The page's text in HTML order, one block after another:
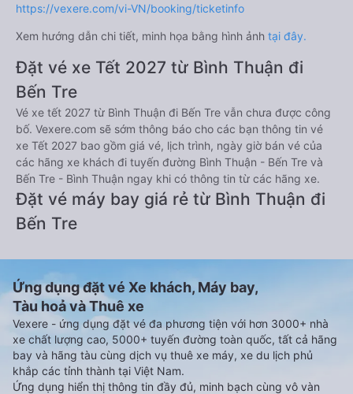
https://vexere.com/vi-VN/booking/ticketinfo
Xem hướng dẫn chi tiết, minh họa bằng hình ảnh tại đây.
Đặt vé xe Tết 2027 từ Bình Thuận đi
Bến Tre
Vé xe tết 2027 từ Bình Thuận đi Bến Tre vẫn chưa được công
bố. Vexere.com sẽ sớm thông báo cho các bạn thông tin vé
xe Tết 2027 bao gồm giá vé, lịch trình, ngày giờ bán vé của
các hãng xe khách đi tuyến đường Bình Thuận - Bến Tre và
Bến Tre - Bình Thuận ngay khi có thông tin từ các hãng xe.
Đặt vé máy bay giá rẻ từ Bình Thuận đi
Bến Tre
Ứng dụng đặt vé Xe khách, Máy bay,
Tàu hoả và Thuê xe
Vexere - ứng dụng đặt vé đa phương tiện với hơn 3000+ nhà
xe chất lượng cao, 5000+ tuyến đường toàn quốc, tất cả hãng
bay và hãng tàu cùng dịch vụ thuê xe máy, xe du lịch phủ
khắp các tỉnh thành tại Việt Nam.
Ứng dụng hiển thị thông tin đầy đủ, minh bạch cùng vô vàn